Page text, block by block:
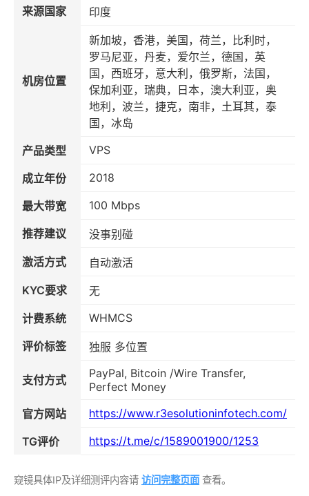
来源国家 印度
机房位置
新加坡，香港，美国，荷兰，比利时，
罗马尼亚，丹麦，爱尔兰，德国，英
国，西班牙，意大利，俄罗斯，法国，
保加利亚，瑞典，日本，澳大利亚，奥
地利，波兰，捷克，南非，土耳其，泰
国，冰岛
产品类型
VPS
成立年份 2018
最大带宽 100 Mbps
推荐建议
没事别碰
激活方式
自动激活
KYC要求
无
计费系统
WHMCS
评价标签 独服 多位置
支付方式
PayPal, Bitcoin /Wire Transfer,
Perfect Money
官方网站
https://www.r3esolutioninfotech.com/
TG评价 https://t.me/c/1589001900/1253
窥镜具体IP及详细测评内容请 访问完整页面查看。